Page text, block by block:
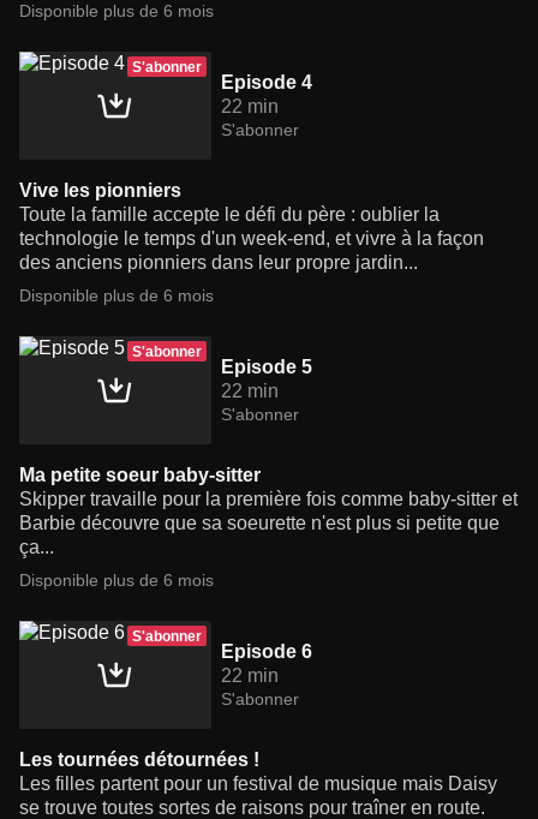
Disponible plus de 6 mois
S'abonner
Episode 4
22 min
S'abonner
Vive les pionniers
Toute la famille accepte le défi du père : oublier la
technologie le temps d'un week-end, et vivre à la façon
des anciens pionniers dans leur propre jardin...
Disponible plus de 6 mois
S'abonner
Episode 5
22 min
S'abonner
Ma petite soeur baby-sitter
Skipper travaille pour la première fois comme baby-sitter et
Barbie découvre que sa soeurette n'est plus si petite que
ça...
Disponible plus de 6 mois
S'abonner
Episode 6
22 min
S'abonner
Les tournées détournées !
Les filles partent pour un festival de musique mais Daisy
se trouve toutes sortes de raisons pour traîner en route.